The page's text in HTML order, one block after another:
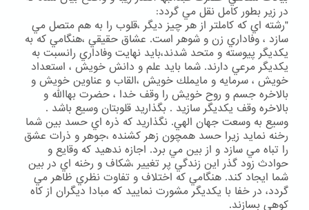
در زير بطور كامل نقل مي گردد:
"رشته اي كه كاملتر از هر چيز ديگر ،قلوب را به هم متصل مي
سازد ، وفاداري زن و شوهر است. عشاق حقيقي ،هنگامي كه به
يكديگر پيوسته و متحد شدند،بايد نهايت وفاداري رانسبت به
يكديگر مرعي دارند. شما بايد علم و دانش خويش ، استعداد
خويش ، سرمايه و مايملك خويش ،القاب و عناوين خويش و
بالاخره جسم و روح خويش را وقف خدا ، حضرت بهاالله و
بالاخره وقف يكديگر سازيد . بگذاريد قلوبتان وسيع باشد .
وسيع به وسعت جهان الهي. نگذاريد كه ذره اي حسد بين شما
رخنه نمايد زيرا حسد همچون زهر كشنده ،جوهر و ذرات عشق
را تباه مي سازد و از بين مي برد. اجازه ندهيد كه وقايع و
حوادث زود گذر اين زندگي پر تغيير ،شكاف و رخنه اي در بين
شما ايجاد كند. هنگامي كه اختلاف و تفاوت نظري ظاهر مي
گردد، در خفا با يكديگر مشورت نماييد كه مبادا ديگران از كاه
كوهي بسازند.